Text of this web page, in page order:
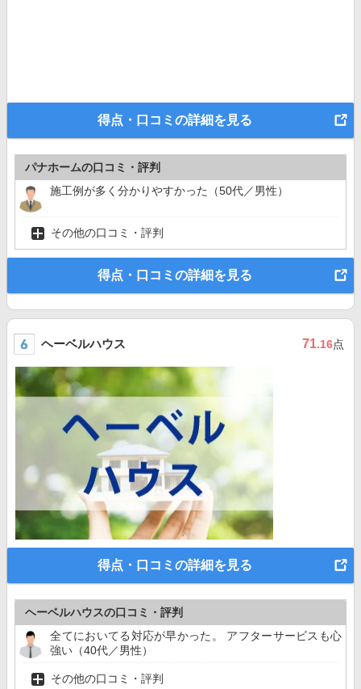
得点・口コミの詳細を見る
パナホームの口コミ・評判
施工例が多く分かりやすかった（50代／男性）
その他の口コミ・評判
得点・口コミの詳細を見る
ヘーベルハウス 71.16点
得点・口コミの詳細を見る
ヘーベルハウスの口コミ・評判
全てにおいてる対応が早かった。 アフターサービスも心
強い（40代／男性）
その他の口コミ・評判